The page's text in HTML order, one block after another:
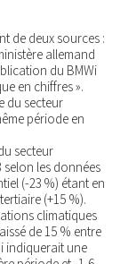
de deux sources :
allemand
du BMWi
en chiffres ».
du secteur
période en
secteur
selon les données
(-23 %) étant en
(+15 %).
climatiques
de 15 % entre
indiquerait une